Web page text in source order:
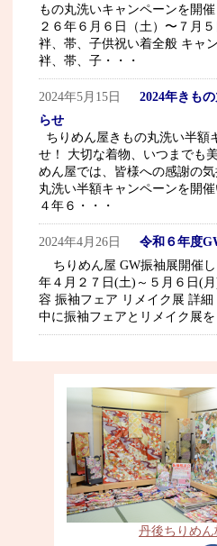
もの丸洗いキャンペーンを開
２６年６月６日（土）〜７月
袢、帯、子供祝い着全般 キャ
袢、帯、子・・・
2024年5月15日
2024年きも
らせ
ちりめん屋きもの丸洗い半額
せ！ 大切な着物、いつまでも
めん屋では、皆様への感謝の
丸洗い半額キャンペーンを開
４年６・・・
2024年4月26日
令和６年度
ちりめん屋 GW振袖展開催
年４月２７日(土)～５月６日(
容 振袖フェア リメイク展 詳
中に振袖フェアとリメイク展を
丹後ちりめん